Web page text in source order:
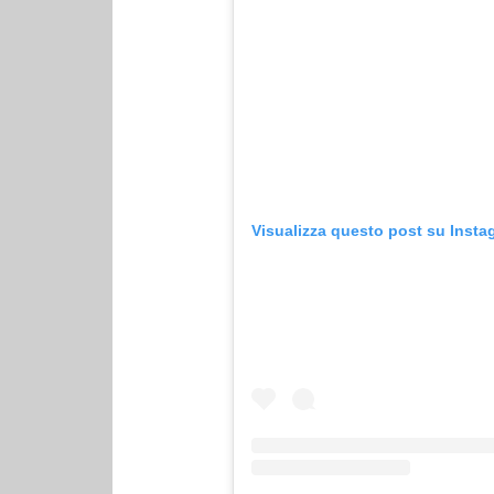
Visualizza questo post su